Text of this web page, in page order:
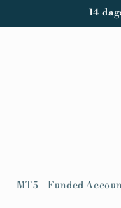
14
MT5 | Funded